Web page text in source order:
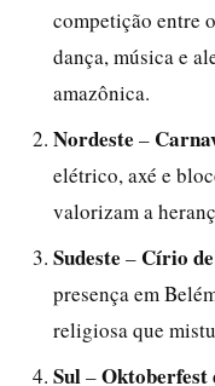
competição entre
dança, música e
amazônica.
Nordeste –
elétrico, axé e
valorizam a
Sudeste – Círio
presença em
religiosa que
Sul–Oktoberfest